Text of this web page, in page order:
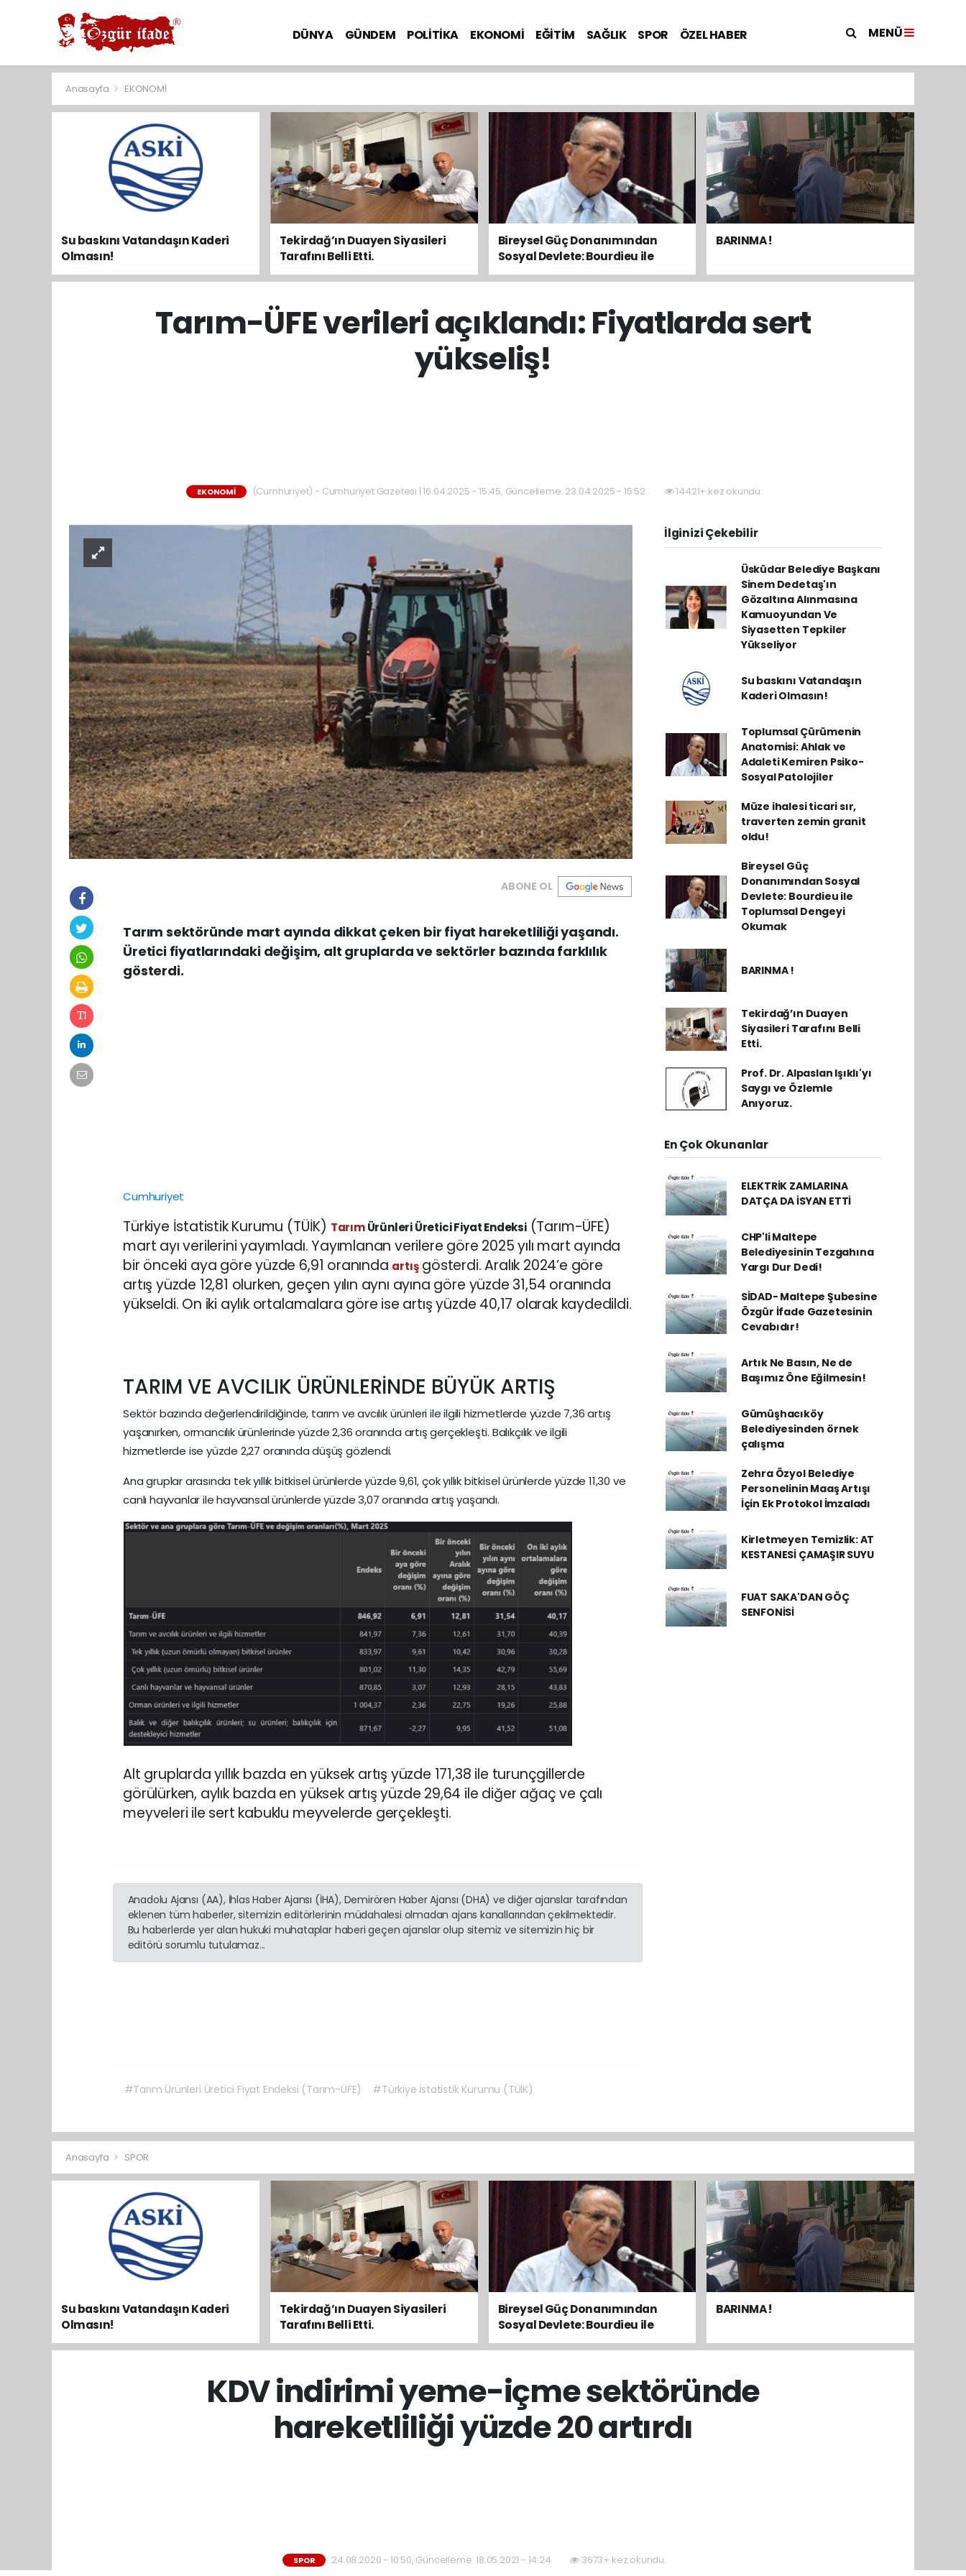
DÜNYA GÜNDEM POLİTİKA EKONOMİ EĞİTİM SAĞLIK SPOR ÖZEL HABER MENÜ
Anasayfa EKONOMİ
Su baskını Vatandaşın Kaderi
Olmasın!
Tekirdağ’ın Duayen Siyasileri
Tarafını Belli Etti.
Bireysel Güç Donanımından
Sosyal Devlete: Bourdieu ile
Toplumsal Dengeyi Okumak
BARINMA !
Tarım-ÜFE verileri açıklandı: Fiyatlarda sert
yükseliş!
EKONOMİ (Cumhuriyet) - Cumhuriyet Gazetesi | 16.04.2025 - 15:45, Güncelleme: 23.04.2025 - 15:52 14421+ kez okundu.
ABONE OL
Tarım sektöründe mart ayında dikkat çeken bir fiyat hareketliliği yaşandı.
Üretici fiyatlarındaki değişim, alt gruplarda ve sektörler bazında farklılık
gösterdi.
Cumhuriyet
Türkiye İstatistik Kurumu (TÜİK) TarımÜrünleri Üretici Fiyat Endeksi(Tarım-ÜFE)
mart ayı verilerini yayımladı. Yayımlanan verilere göre 2025 yılı mart ayında
bir önceki aya göre yüzde 6,91 oranında artışgösterdi. Aralık 2024’e göre
artış yüzde 12,81 olurken, geçen yılın aynı ayına göre yüzde 31,54 oranında
yükseldi. On iki aylık ortalamalara göre ise artış yüzde 40,17 olarak kaydedildi.
TARIM VE AVCILIK ÜRÜNLERİNDE BÜYÜK ARTIŞ
Sektör bazında değerlendirildiğinde, tarım ve avcılık ürünleri ile ilgili hizmetlerde yüzde 7,36 artış
yaşanırken, ormancılık ürünlerinde yüzde 2,36 oranında artış gerçekleşti. Balıkçılık ve ilgili
hizmetlerde ise yüzde 2,27 oranında düşüş gözlendi.
Ana gruplar arasında tek yıllık bitkisel ürünlerde yüzde 9,61, çok yıllık bitkisel ürünlerde yüzde 11,30 ve
canlı hayvanlar ile hayvansal ürünlerde yüzde 3,07 oranında artış yaşandı.
Alt gruplarda yıllık bazda en yüksek artış yüzde 171,38 ile turunçgillerde
görülürken, aylık bazda en yüksek artış yüzde 29,64 ile diğer ağaç ve çalı
meyveleri ile sert kabuklu meyvelerde gerçekleşti.
Anadolu Ajansı (AA), İhlas Haber Ajansı (İHA), Demirören Haber Ajansı (DHA) ve diğer ajanslar tarafından
eklenen tüm haberler, sitemizin editörlerinin müdahalesi olmadan ajans kanallarından çekilmektedir.
Bu haberlerde yer alan hukuki muhataplar haberi geçen ajanslar olup sitemiz ve sitemizin hiç bir
editörü sorumlu tutulamaz...
#Tarım Ürünleri Üretici Fiyat Endeksi (Tarım-ÜFE) #Türkiye İstatistik Kurumu (TÜİK)
İlginizi Çekebilir
Üsküdar Belediye Başkanı
Sinem Dedetaş'ın
Gözaltına Alınmasına
Kamuoyundan Ve
Siyasetten Tepkiler
Yükseliyor
Su baskını Vatandaşın
Kaderi Olmasın!
Toplumsal Çürümenin
Anatomisi: Ahlak ve
Adaleti Kemiren Psiko-
Sosyal Patolojiler
Müze ihalesi ticari sır,
traverten zemin granit
oldu!
Bireysel Güç
Donanımından Sosyal
Devlete: Bourdieu ile
Toplumsal Dengeyi
Okumak
BARINMA !
Tekirdağ’ın Duayen
Siyasileri Tarafını Belli
Etti.
Prof. Dr. Alpaslan Işıklı'yı
Saygı ve Özlemle
Anıyoruz.
En Çok Okunanlar
ELEKTRİK ZAMLARINA
DATÇA DA İSYAN ETTİ
CHP'li Maltepe
Belediyesinin Tezgahına
Yargı Dur Dedi!
SİDAD- Maltepe Şubesine
Özgür İfade Gazetesinin
Cevabıdır!
Artık Ne Basın, Ne de
Başımız Öne Eğilmesin!
Gümüşhacıköy
Belediyesinden örnek
çalışma
Zehra Özyol Belediye
Personelinin Maaş Artışı
İçin Ek Protokol İmzaladı
Kirletmeyen Temizlik: AT
KESTANESİ ÇAMAŞIR SUYU
FUAT SAKA'DAN GÖÇ
SENFONİSİ
Anasayfa SPOR
Su baskını Vatandaşın Kaderi
Olmasın!
Tekirdağ’ın Duayen Siyasileri
Tarafını Belli Etti.
Bireysel Güç Donanımından
Sosyal Devlete: Bourdieu ile
Toplumsal Dengeyi Okumak
BARINMA !
KDV indirimi yeme-içme sektöründe
hareketliliği yüzde 20 artırdı
SPOR 24.08.2020 - 10:50, Güncelleme: 18.05.2021 - 14:24 3673+ kez okundu.